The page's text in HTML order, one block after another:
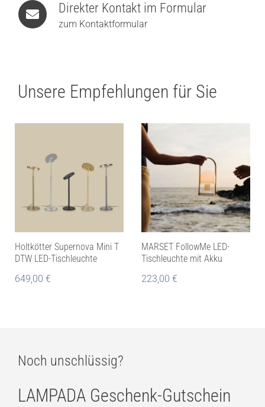
Direkter Kontakt im Formular
zum Kontaktformular
Unsere Empfehlungen für Sie
Holtkötter Supernova Mini T
DTW LED-Tischleuchte
649,00 €
MARSET FollowMe LED-
Tischleuchte mit Akku
223,00 €
Noch unschlüssig?
LAMPADA Geschenk-Gutschein